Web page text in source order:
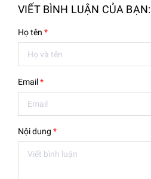
VIẾT BÌNH LUẬN CỦA BẠN:
Họ tên *
Email*
Nội dung *